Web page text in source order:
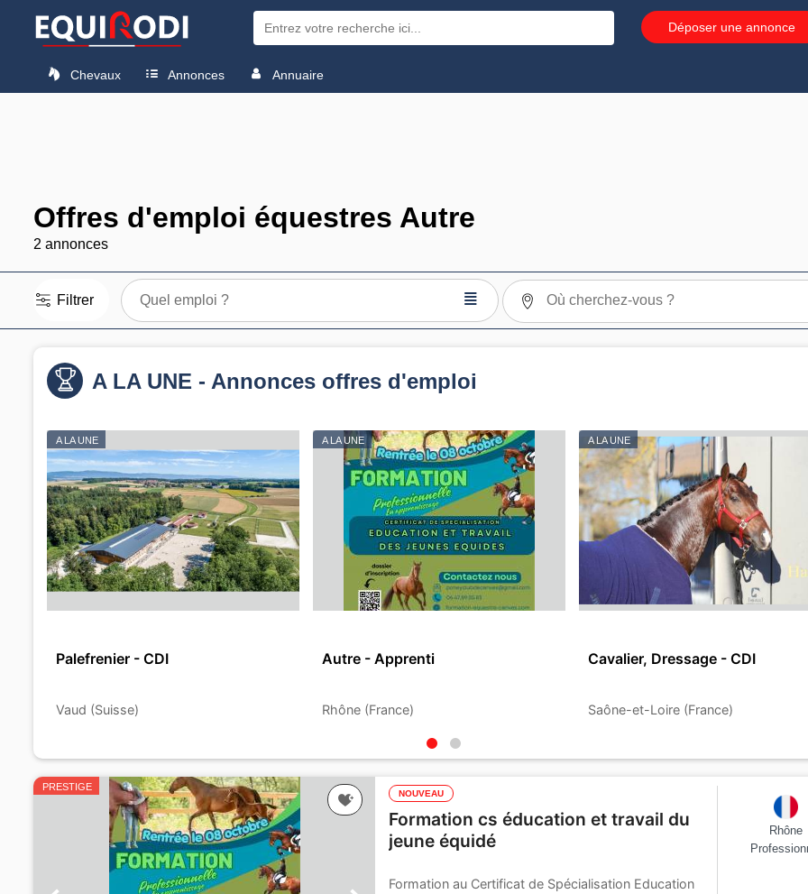
Déposer une annonce
Chevaux Annonces Annuaire
Offres d'emploi équestres Autre
2 annonces
Filtrer Quel emploi ? ≣
A LA UNE - Annonces offres d'emploi
A LA UNE
Palefrenier - CDI
Vaud (Suisse)
A LA UNE
Autre - Apprenti
Rhône (France)
A LA UNE
Cavalier, Dressage - CDI
Saône-et-Loire (France)
PRESTIGE
NOUVEAU
Formation cs éducation et travail du
jeune équidé
Formation au Certificat de Spécialisation Education
Rhône